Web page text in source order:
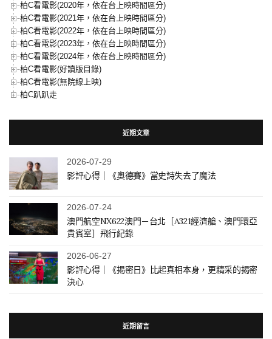
柏C看電影(2020年，依在台上映時間區分)
柏C看電影(2021年，依在台上映時間區分)
柏C看電影(2022年，依在台上映時間區分)
柏C看電影(2023年，依在台上映時間區分)
柏C看電影(2024年，依在台上映時間區分)
柏C看電影(好讀版目錄)
柏C看電影(無院線上映)
柏C趴趴走
近期文章
2026-07-29
影評心得｜《奧德賽》當史詩失去了魔法
2026-07-24
澳門航空NX622澳門－台北［A321經濟艙、澳門環亞
貴賓室］飛行紀錄
2026-06-27
影評心得｜《揭密日》比起真相本身，更精采的揭密
決心
近期留言